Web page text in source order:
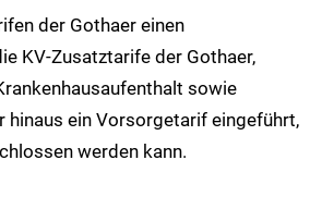
der Gothaer einen
KV-Zusatztarife der Gothaer,
sowie
hinaus ein Vorsorgetarif eingeführt,
werden kann.